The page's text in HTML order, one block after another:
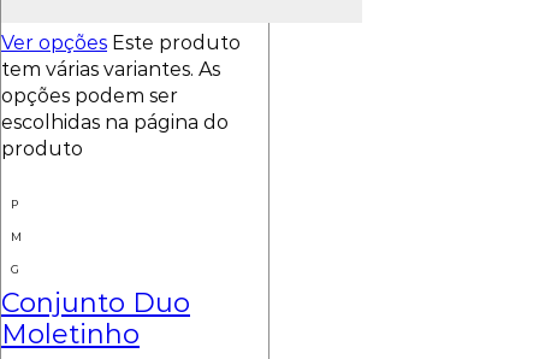
Ver opções Este produto
tem várias variantes. As
opções podem ser
escolhidas na página do
produto
P
M
G
Conjunto Duo
Moletinho